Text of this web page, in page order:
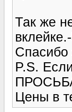
Так же
P.S.
Цены в